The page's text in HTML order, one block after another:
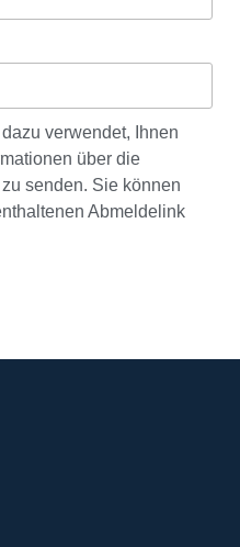
verwendet, Ihnen
über die
senden. Sie können
Abmeldelink